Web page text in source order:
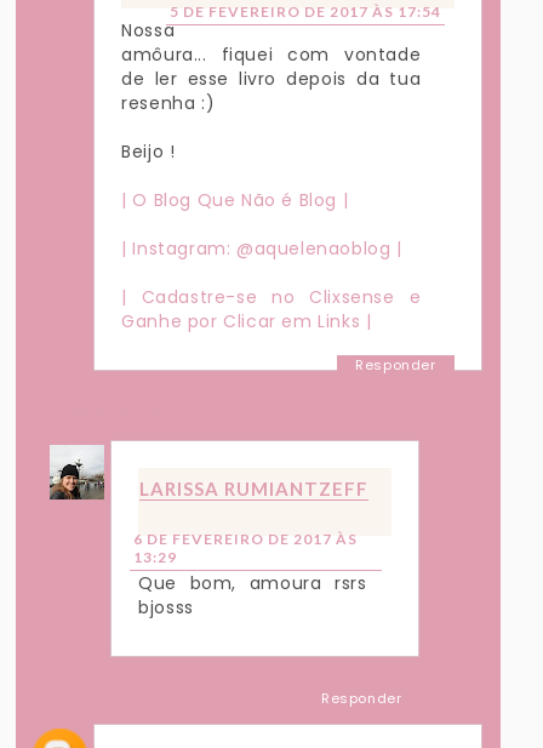
5 DE FEVEREIRO DE 2017 ÀS 17:54
Nossa
amôura... fiquei com vontade
de ler esse livro depois da tua
resenha :)
Beijo !
| O Blog Que Não é Blog |
| Instagram: @aquelenaoblog |
| Cadastre-se no Clixsense e
Ganhe por Clicar em Links |
Responder
LARISSA RUMIANTZEFF
6 DE FEVEREIRO DE 2017 ÀS
13:29
Que bom, amoura rsrs
bjosss
Responder